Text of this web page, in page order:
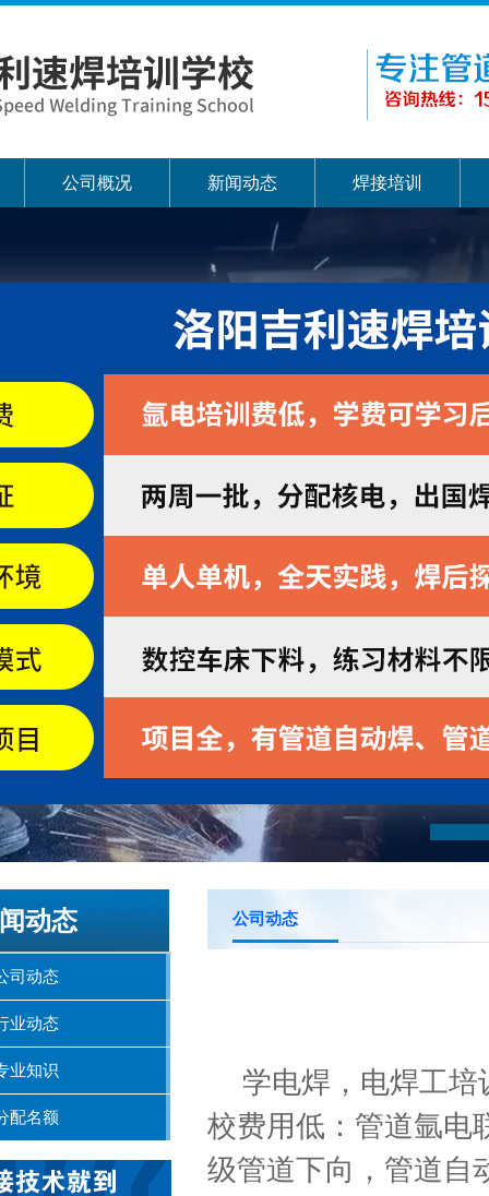
公司概况 新闻动态 焊接培训
公司动态
学电焊，电焊工
校费用低：管道氩电
级管道下向，管道自
动态
司动态
业动态
业知识
配名额